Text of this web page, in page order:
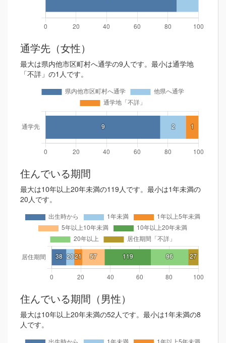
通学先（女性）
最大は県内他市区町村へ通学の9人です。最小は通学地
「不詳」の1人です。
住んでいる期間
最大は10年以上20年未満の119人です。最小は1年未満の
20人です。
住んでいる期間（男性）
最大は10年以上20年未満の52人です。最小は1年未満の8
人です。